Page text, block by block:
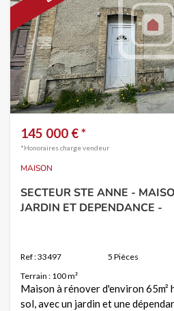
145 000 € *
*Honoraires charge vendeur
MAISON
SECTEUR STE ANNE -
JARDIN ET DEPENDANCE -
Ref : 33497 5 Pièces
Terrain : 100 m²
Maison à rénover d'environ 65m²
sol, avec un jardin et une